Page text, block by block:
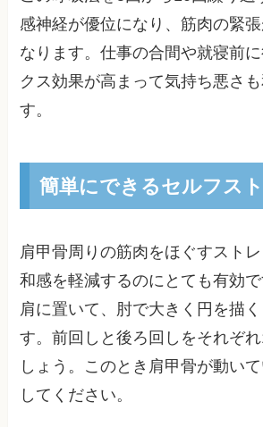
感神経が優位になり、筋肉の緊
なります。仕事の合間や就寝前
クス効果が高まって気持ち悪さ
す。
簡単にできるセルフス
肩甲骨周りの筋肉をほぐすスト
和感を軽減するのにとても有効
肩に置いて、肘で大きく円を描
す。前回しと後ろ回しをそれぞ
しょう。このとき肩甲骨が動い
してください。